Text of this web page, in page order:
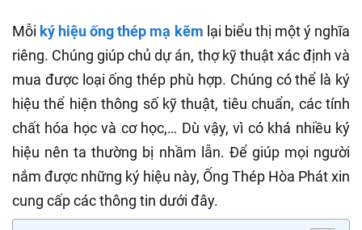
Mỗi ký hiệu ống thép mạ kẽm lại biểu thị một ý nghĩa
riêng. Chúng giúp chủ dự án, thợ kỹ thuật xác định và
mua được loại ống thép phù hợp. Chúng có thể là ký
hiệu thể hiện thông số kỹ thuật, tiêu chuẩn, các tính
chất hóa học và cơ học,… Dù vậy, vì có khá nhiều ký
hiệu nên ta thường bị nhầm lẫn. Để giúp mọi người
nắm được những ký hiệu này, Ống Thép Hòa Phát xin
cung cấp các thông tin dưới đây.